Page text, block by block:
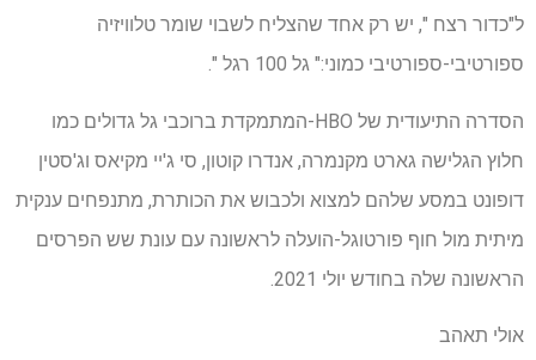
ל"כדור רצח ", יש רק אחד שהצליח לשבוי שומר טלוויזיה
ספורטיבי-ספורטיבי כמוני:" גל 100 רגל ".
הסדרה התיעודית של HBO-המתמקדת ברוכבי גל גדולים כמו
חלוץ הגלישה גארט מקנמרה, אנדרו קוטון, סי ג'יי מקיאס וג'סטין
דופונט במסע שלהם למצוא ולכבוש את הכותרת, מתנפחים ענקית
מיתית מול חוף פורטוגל-הועלה לראשונה עם עונת שש הפרסים
הראשונה שלה בחודש יולי 2021.
אולי תאהב